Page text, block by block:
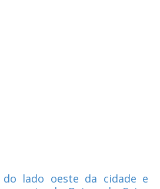
lado oeste da cidade e